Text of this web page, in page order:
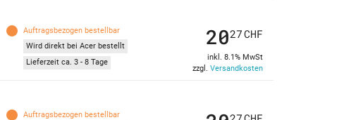
Auftragsbezogen bestellbar
Wird direkt bei Acer bestellt
Lieferzeit ca. 3 - 8 Tage
2027CHF
inkl. 8.1% MwSt
zzgl. Versandkosten
Auftragsbezogen bestellbar